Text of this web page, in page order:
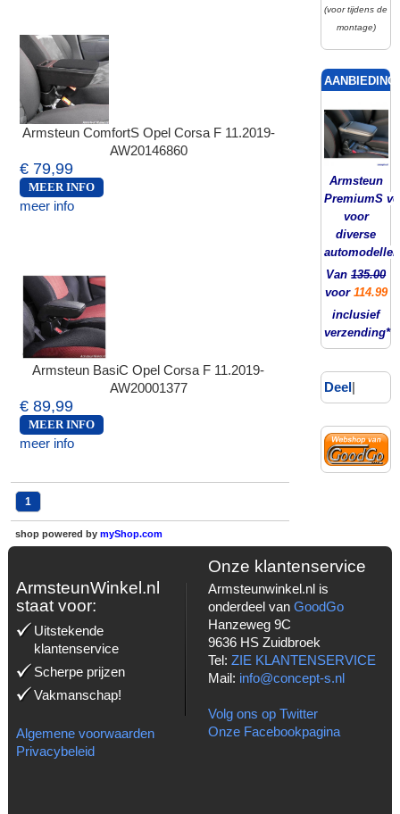
Armsteun ComfortS Opel Corsa F 11.2019-
AW20146860
€ 79,99
MEER INFO
meer info
Armsteun BasiC Opel Corsa F 11.2019-
AW20001377
€ 89,99
MEER INFO
meer info
1
shop powered by myShop.com
(voor tijdens de
montage)
Armsteun
PremiumS
voor
diverse
automodellen
Van135.00
voor 114.99
inclusief
verzending*
Deel|
ArmsteunWinkel.nl
staat voor:
Uitstekende
klantenservice
Scherpe prijzen
Vakmanschap!
Algemene voorwaarden
Privacybeleid
Onze klantenservice
Armsteunwinkel.nl is
onderdeel van GoodGo
Hanzeweg 9C
9636 HS Zuidbroek
Tel: ZIE KLANTENSERVICE
Mail: info@concept-s.nl
Volg ons op Twitter
Onze Facebookpagina